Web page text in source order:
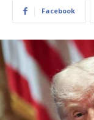
Facebook